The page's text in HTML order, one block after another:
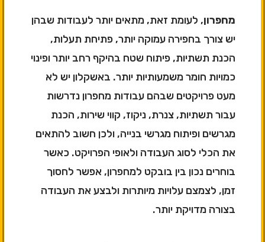
מחפרון, לעומת זאת, מתאים יותר לעבודות שבהן
יש צורך בחפירה עמוקה יותר, פתיחת תעלות,
הכנת תשתיות, פיתוח שטח בהיקף רחב יותר ופינוי
כמויות חומר משמעותיות יותר. באשקלון יש לא
מעט פרויקטים שבהם עבודות מחפרון נדרשות
עבור תשתיות, צנרת, ניקוז, קווי שירות, הכנת
מגרשים ופיתוח מגרשי בנייה, ולכן חשוב להתאים
את הכלי לסוג העבודה ולאופי הפרויקט. כאשר
בוחרים נכון בין בובקט למחפרון, אפשר לחסוך
זמן, לצמצם עלויות מיותרות ולבצע את העבודה
בצורה מדויקת יותר.